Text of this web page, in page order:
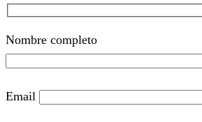
Nombre completo
Email